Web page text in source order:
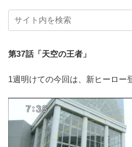
第37話「天空の王者」
1週明けての今回は、新ヒーロー